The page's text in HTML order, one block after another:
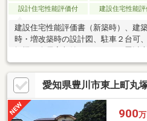
設計住宅性能評価付
建設住宅性能
建設住宅性能評価書（新築時）、建
時・増改築時の設計図、駐車２台可
台、対面式キッチン、トイレ２ヶ所
ートバス、温水洗浄便座、床下収納
ウォークインクローゼット、平坦地
愛知県豊川市東上町丸
900